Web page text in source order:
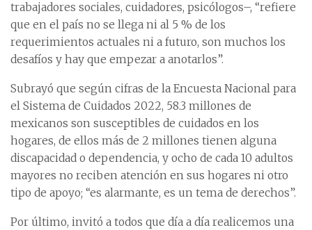
trabajadores sociales, cuidadores, psicólogos–, “refiere
que en el país no se llega ni al 5 % de los
requerimientos actuales ni a futuro, son muchos los
desafíos y hay que empezar a anotarlos”.
Subrayó que según cifras de la Encuesta Nacional para
el Sistema de Cuidados 2022, 58.3 millones de
mexicanos son susceptibles de cuidados en los
hogares, de ellos más de 2 millones tienen alguna
discapacidad o dependencia, y ocho de cada 10 adultos
mayores no reciben atención en sus hogares ni otro
tipo de apoyo; “es alarmante, es un tema de derechos”.
Por último, invitó a todos que día a día realicemos una